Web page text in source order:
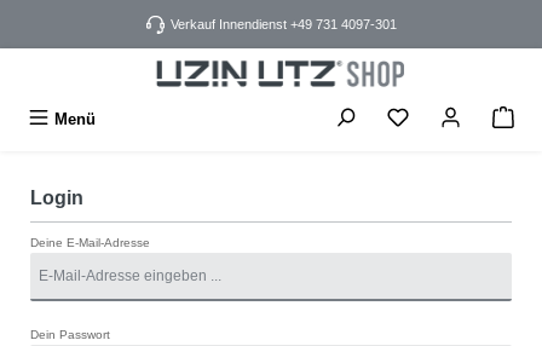
Verkauf Innendienst +49 731 4097-301
Menü
Login
Deine E-Mail-Adresse
Dein Passwort